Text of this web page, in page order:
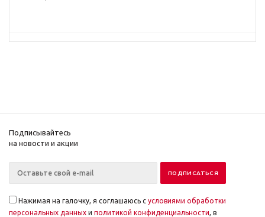
Подписывайтесь
на новости и акции
Нажимая на галочку, я соглашаюсь с условиями обработки
персональных данных и политикой конфиденциальности, в